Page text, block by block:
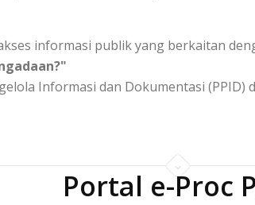
informasi publik yang berkaitan
Informasi dan Dokumentasi (PPID)
Portal e-Proc